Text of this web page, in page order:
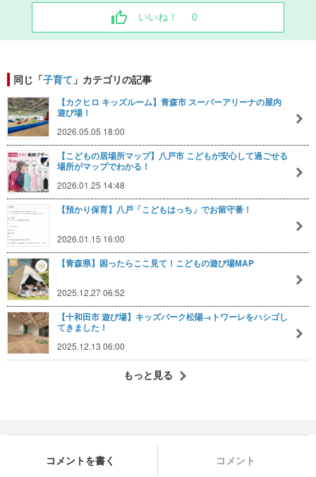
いいね！ 0
同じ「子育て 」カテゴリの記事
【カクヒロ キッズルーム】青森市 スーパーアリーナの屋内
遊び場！
2026.05.05 18:00
【こどもの居場所マップ】八戸市 こどもが安心して過ごせる
場所がマップでわかる！
2026.01.25 14:48
【預かり保育】八戸「こどもはっち」でお留守番！
2026.01.15 16:00
【青森県】困ったらここ見て！こどもの遊び場MAP
2025.12.27 06:52
【十和田市 遊び場】キッズパーク松陽→トワーレをハシゴし
てきました！
2025.12.13 06:00
もっと見る
コメントを書く コメント